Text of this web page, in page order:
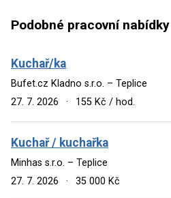
Podobné pracovní nabídky
Kuchař/ka
Bufet.cz Kladno s.r.o. – Teplice
27. 7. 2026
· 155 Kč / hod.
Kuchař / kuchařka
Minhas s.r.o. – Teplice
27. 7. 2026
· 35 000 Kč